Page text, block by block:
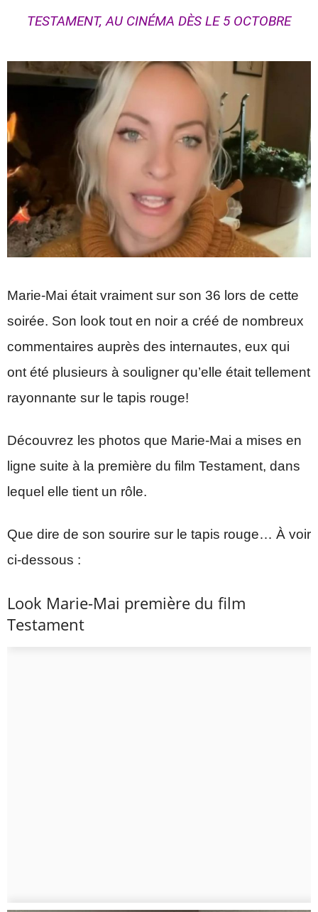
TESTAMENT, AU CINÉMA DÈS LE 5 OCTOBRE
Marie-Mai était vraiment sur son 36 lors de cette
soirée. Son look tout en noir a créé de nombreux
commentaires auprès des internautes, eux qui
ont été plusieurs à souligner qu’elle était tellement
rayonnante sur le tapis rouge!
Découvrez les photos que Marie-Mai a mises en
ligne suite à la première du film Testament, dans
lequel elle tient un rôle.
Que dire de son sourire sur le tapis rouge… À voir
ci-dessous :
Look Marie-Mai première du film
Testament